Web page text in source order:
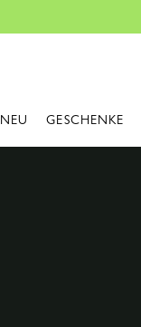
NEU GESCHENKE